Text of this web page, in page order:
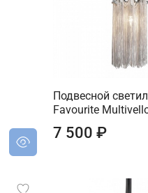
Подвесной
Favourite
7 500 ₽